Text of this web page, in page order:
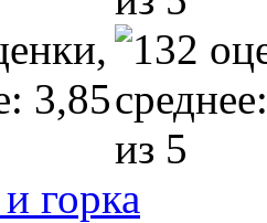
горка